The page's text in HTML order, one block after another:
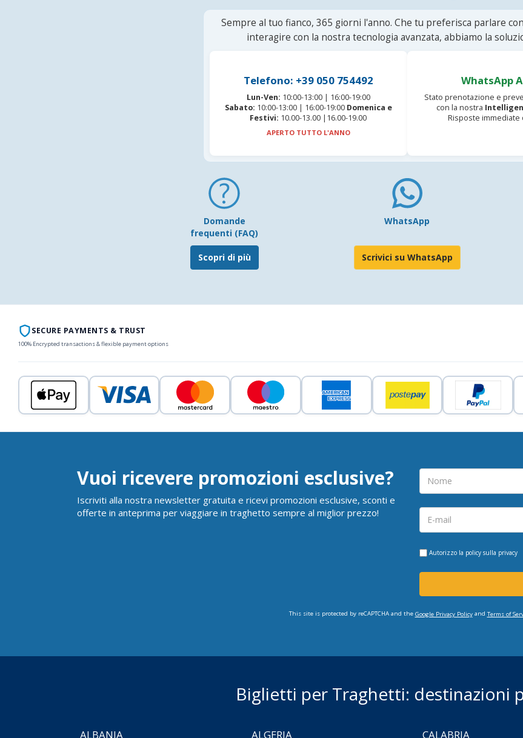
Sempre al tuo fianco, 365 giorni l'anno. Che tu preferisca parlare
interagire con la nostra tecnologia avanzata, abbiamo la
Telefono: +39 050 754492
Lun-Ven: 10:00-13:00 | 16:00-19:00
Sabato: 10:00-13:00 | 16:00-19:00 Domenica e
Festivi: 10.00-13.00 |16.00-19.00
APERTO TUTTO L'ANNO
WhatsApp
Stato prenotazione e
con la nostra
Risposte immediate
Domande
frequenti (FAQ)
Scopri di più
WhatsApp
Scrivici su WhatsApp
SECURE PAYMENTS & TRUST
100% Encrypted transactions & flexible payment options
Vuoi ricevere promozioni esclusive?
Iscriviti alla nostra newsletter gratuita e ricevi promozioni esclusive, sconti e
offerte in anteprima per viaggiare in traghetto sempre al miglior prezzo!
Autorizzo la policy sulla privacy
This site is protected by reCAPTCHA and the Google Privacy Policyand Terms of
Biglietti per Traghetti: destinazioni
ALBANIA ALGERIA CALABRIA